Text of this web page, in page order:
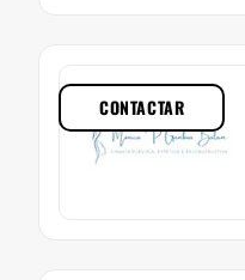
CONTACTAR